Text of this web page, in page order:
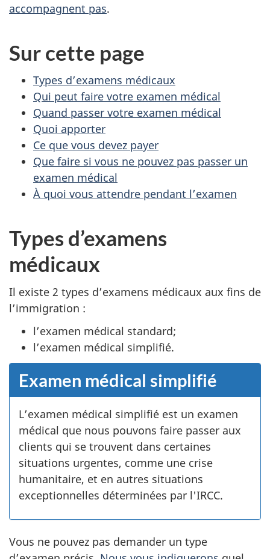
accompagnent pas.
Sur cette page
Types d’examens médicaux
Qui peut faire votre examen médical
Quand passer votre examen médical
Quoi apporter
Ce que vous devez payer
Que faire si vous ne pouvez pas passer un
examen médical
À quoi vous attendre pendant l’examen
Types d’examens
médicaux
Il existe 2 types d’examens médicaux aux fins de
l’immigration :
l’examen médical standard;
l’examen médical simplifié.
Examen médical simplifié
L’examen médical simplifié est un examen
médical que nous pouvons faire passer aux
clients qui se trouvent dans certaines
situations urgentes, comme une crise
humanitaire, et en autres situations
exceptionnelles déterminées par l'IRCC.
Vous ne pouvez pas demander un type